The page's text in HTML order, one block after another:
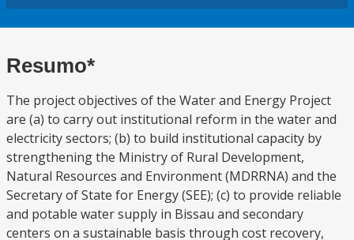
Resumo*
The project objectives of the Water and Energy Project
are (a) to carry out institutional reform in the water and
electricity sectors; (b) to build institutional capacity by
strengthening the Ministry of Rural Development,
Natural Resources and Environment (MDRRNA) and the
Secretary of State for Energy (SEE); (c) to provide reliable
and potable water supply in Bissau and secondary
centers on a sustainable basis through cost recovery,